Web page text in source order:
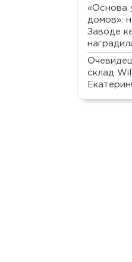
«Основа
домов»:
Заводе
склад